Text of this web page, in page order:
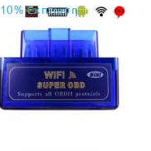
10% Έκπτωση